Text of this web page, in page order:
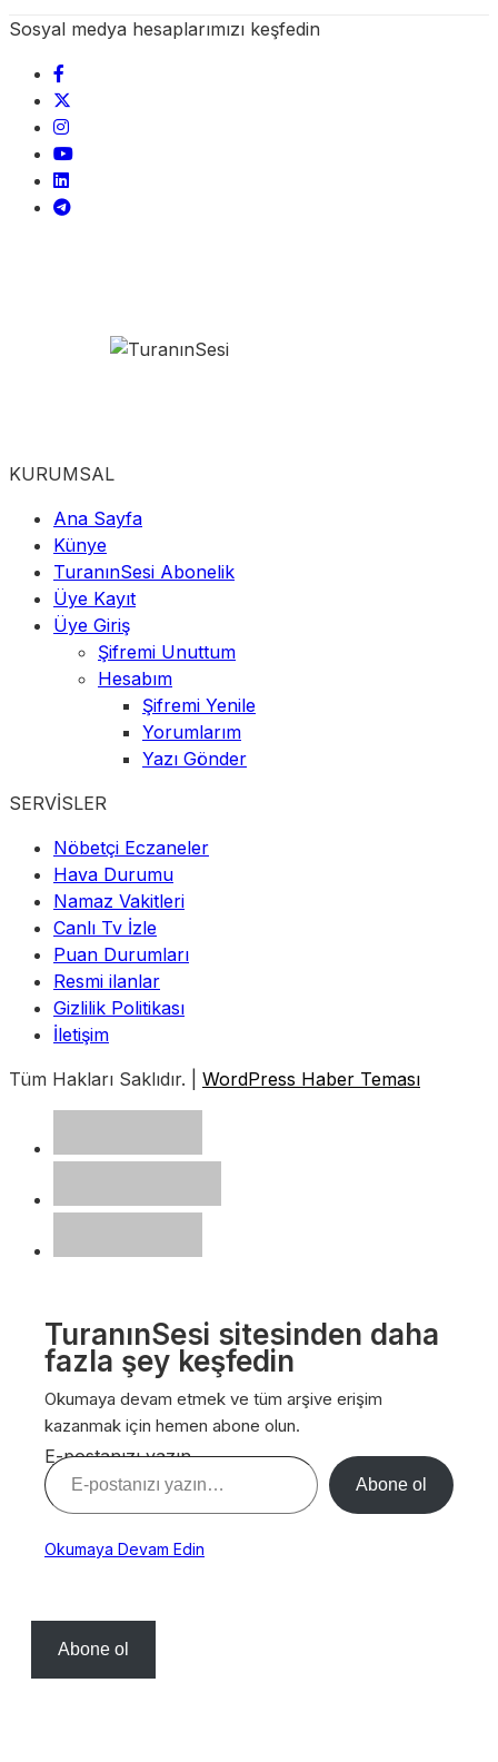
Sosyal medya hesaplarımızı keşfedin
KURUMSAL
Ana Sayfa
Künye
TuranınSesi Abonelik
Üye Kayıt
Üye Giriş
Şifremi Unuttum
Hesabım
Şifremi Yenile
Yorumlarım
Yazı Gönder
SERVİSLER
Nöbetçi Eczaneler
Hava Durumu
Namaz Vakitleri
Canlı Tv İzle
Puan Durumları
Resmi ilanlar
Gizlilik Politikası
İletişim
Tüm Hakları Saklıdır. | WordPress Haber Teması
TuranınSesi sitesinden daha
fazla şey keşfedin
Okumaya devam etmek ve tüm arşive erişim
kazanmak için hemen abone olun.
E-postanızı yazın…
Abone ol
Okumaya Devam Edin
Abone ol